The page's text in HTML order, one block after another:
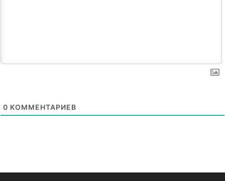
0 КОММЕНТАРИЕВ